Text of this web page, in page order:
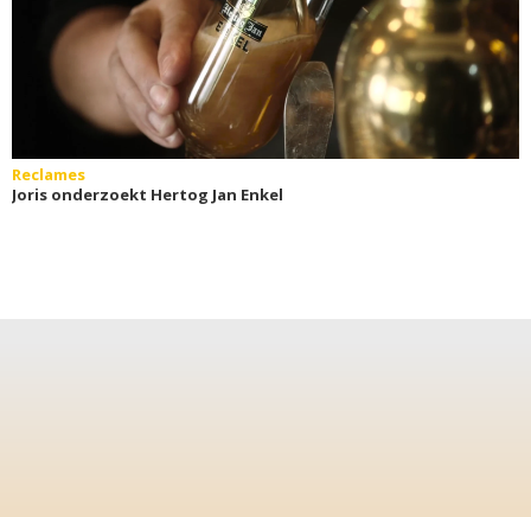
Reclames
Joris onderzoekt Hertog Jan Enkel